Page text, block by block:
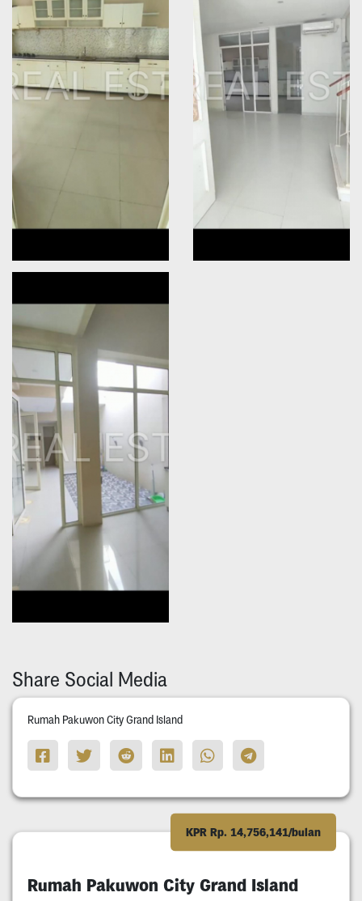
Share Social Media
Rumah Pakuwon City Grand Island
KPR Rp. 14,756,141/bulan
Rumah Pakuwon City Grand Island